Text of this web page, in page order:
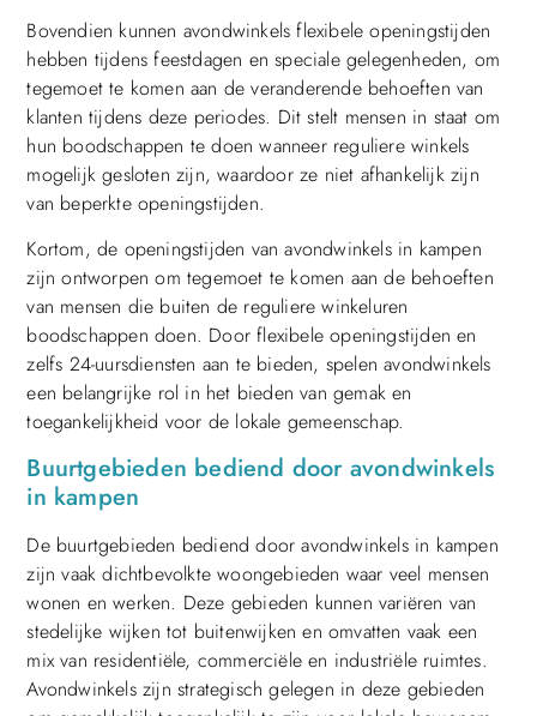
Bovendien kunnen avondwinkels flexibele openingstijden
hebben tijdens feestdagen en speciale gelegenheden, om
tegemoet te komen aan de veranderende behoeften van
klanten tijdens deze periodes. Dit stelt mensen in staat om
hun boodschappen te doen wanneer reguliere winkels
mogelijk gesloten zijn, waardoor ze niet afhankelijk zijn
van beperkte openingstijden.
Kortom, de openingstijden van avondwinkels in kampen
zijn ontworpen om tegemoet te komen aan de behoeften
van mensen die buiten de reguliere winkeluren
boodschappen doen. Door flexibele openingstijden en
zelfs 24-uursdiensten aan te bieden, spelen avondwinkels
een belangrijke rol in het bieden van gemak en
toegankelijkheid voor de lokale gemeenschap.
Buurtgebieden bediend door avondwinkels
in kampen
De buurtgebieden bediend door avondwinkels in kampen
zijn vaak dichtbevolkte woongebieden waar veel mensen
wonen en werken. Deze gebieden kunnen variëren van
stedelijke wijken tot buitenwijken en omvatten vaak een
mix van residentiële, commerciële en industriële ruimtes.
Avondwinkels zijn strategisch gelegen in deze gebieden